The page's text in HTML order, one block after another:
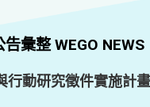
告彙整 WEGO NEWS
動研究徵件實施計